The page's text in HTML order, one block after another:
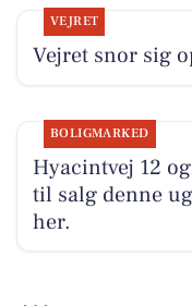
VEJRET
Vejret snor sig
BOLIGMARKED
Hyacintvej 12
til salg denne
her.